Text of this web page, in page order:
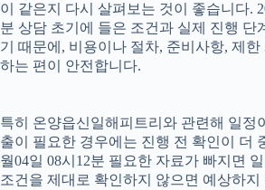
이 같은지 다시 살펴보는 것이 좋습니다.
분 상담 초기에 들은 조건과 실제 진행 단
기 때문에, 비용이나 절차, 준비사항, 제한
하는 편이 안전합니다.
특히 온양읍신일해피트리와 관련해 일정
출이 필요한 경우에는 진행 전 확인이 더
월04일 08시12분 필요한 자료가 빠지면
조건을 제대로 확인하지 않으면 예상하